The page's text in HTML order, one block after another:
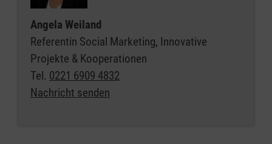
Angela Weiland
Referentin Social Marketing, Innovative
Projekte & Kooperationen
Tel. 0221 6909 4832
Nachricht senden